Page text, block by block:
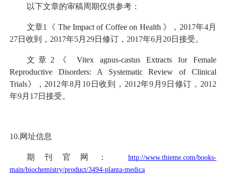
以下文章的审稿周期仅供参考：
文章1《 The Impact of Coffee on Health 》，2017年4月
27日收到，2017年5月29日修订，2017年6月20日接受。
文章2《
Vitex agnus-castus Extracts for Female
Reproductive Disorders: A Systematic Review of Clinical
Trials》，2012年8月10日收到，2012年9月9日修订，2012
年9月17日接受。
10.网址信息
期刊官网：
http://www.thieme.com/books-
main/biochemistry/product/3494-planta-medica